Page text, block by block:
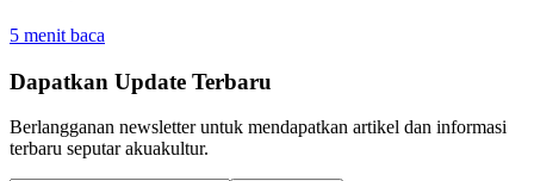
5 menit baca
Dapatkan Update Terbaru
Berlangganan newsletter untuk mendapatkan artikel dan informasi
terbaru seputar akuakultur.